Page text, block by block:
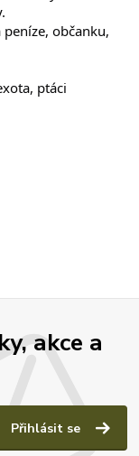
občanku,
ptáci
akce a
Přihlásit se